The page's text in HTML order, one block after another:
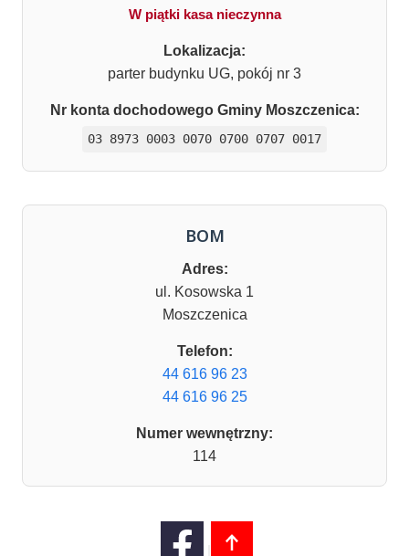
W piątki kasa nieczynna
Lokalizacja:
parter budynku UG, pokój nr 3
Nr konta dochodowego Gminy Moszczenica:
03 8973 0003 0070 0700 0707 0017
BOM
Adres:
ul. Kosowska 1
Moszczenica
Telefon:
44 616 96 23
44 616 96 25
Numer wewnętrzny:
114